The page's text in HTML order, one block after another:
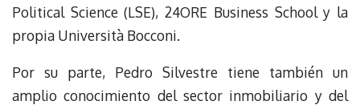
Political Science (LSE), 24ORE Business School y la
propia Università Bocconi.
Por su parte, Pedro Silvestre tiene también un
amplio conocimiento del sector inmobiliario y del